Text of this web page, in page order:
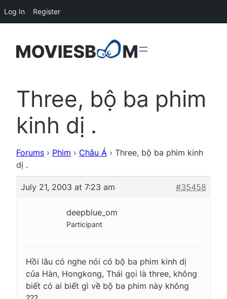
Three, bộ ba phim
kinh dị .
Forums › Phim › Châu Á › Three, bộ ba phim kinh
dị .
July 21, 2003 at 7:23 am #35458
deepblue_om
Participant
Hồi lâu có nghe nói có bộ ba phim kinh dị
của Hàn, Hongkong, Thái gọi là three, không
biết có ai biết gì về bộ ba phim này không
Log In Register